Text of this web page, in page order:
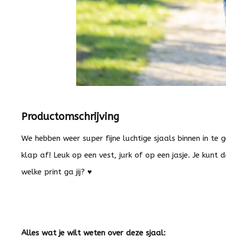
Productomschrijving
We hebben weer super fijne luchtige sjaals binnen in te
klap af! Leuk op een vest, jurk of op een jasje. Je kunt
welke print ga jij? ♥
Alles wat je wilt weten over deze sjaal: